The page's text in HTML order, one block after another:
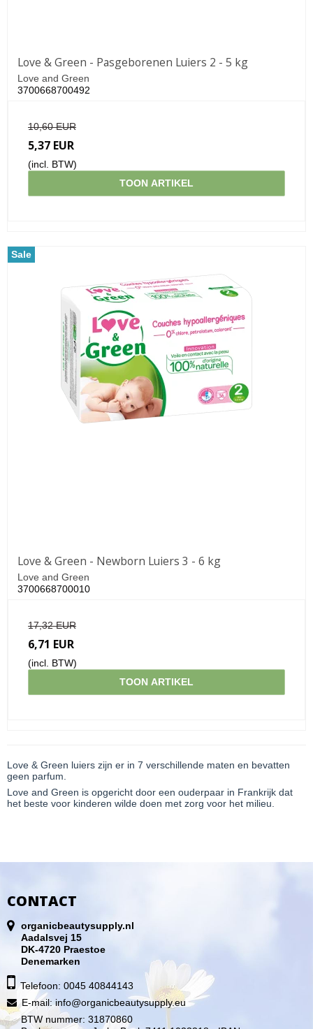
Love & Green - Pasgeborenen Luiers 2 - 5 kg
Love and Green
3700668700492
10,60 EUR
5,37 EUR
(incl. BTW)
TOON ARTIKEL
Sale
Love & Green - Newborn Luiers 3 - 6 kg
Love and Green
3700668700010
17,32 EUR
6,71 EUR
(incl. BTW)
TOON ARTIKEL
Love & Green luiers zijn er in 7 verschillende maten en bevatten
geen parfum.
Love and Green is opgericht door een ouderpaar in Frankrijk dat
het beste voor kinderen wilde doen met zorg voor het milieu.
CONTACT
organicbeautysupply.nl
Aadalsvej 15
DK-4720 Praestoe
Denemarken
Telefoon: 0045 40844143
E-mail: info@organicbeautysupply.eu
BTW nummer: 31870860